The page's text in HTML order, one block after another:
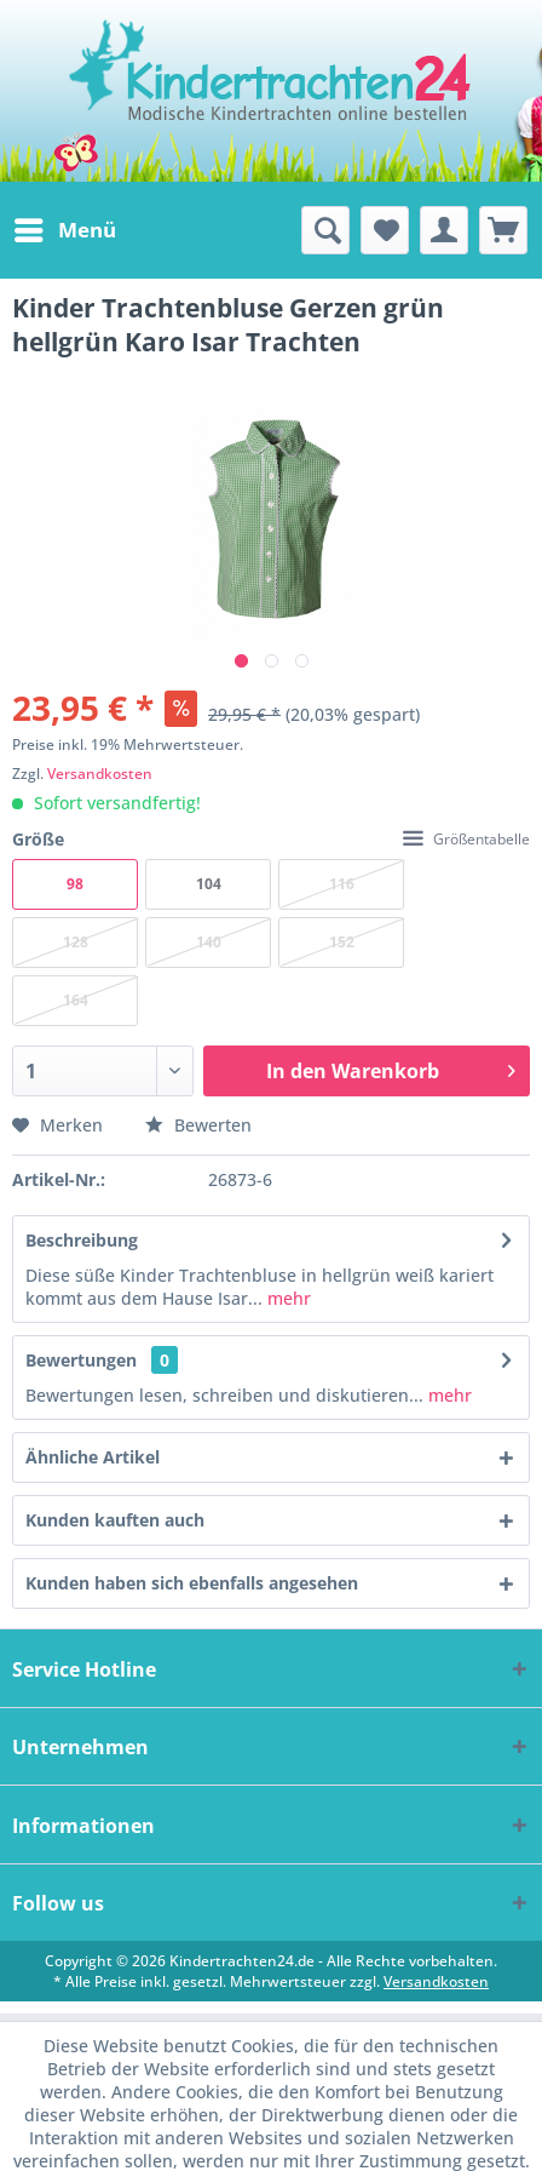
Menü
Kinder Trachtenbluse Gerzen grün
hellgrün Karo Isar Trachten
23,95 € * 29,95 € * (20,03% gespart)
Preise inkl. 19% Mehrwertsteuer.
Zzgl.Versandkosten
Sofort versandfertig!
Größe
Größentabelle
98 104 116
128 140 152
164
In den Warenkorb
Merken Bewerten
Artikel-Nr.: 26873-6
Beschreibung
Diese süße Kinder Trachtenbluse in hellgrün weiß kariert
kommt aus dem Hause Isar... mehr
Bewertungen
0
Bewertungen lesen, schreiben und diskutieren... mehr
Ähnliche Artikel
Kunden kauften auch
Kunden haben sich ebenfalls angesehen
Service Hotline
Unternehmen
Informationen
Follow us
Copyright © 2026 Kindertrachten24.de - Alle Rechte vorbehalten.
* Alle Preise inkl. gesetzl. Mehrwertsteuer zzgl.Versandkosten
Diese Website benutzt Cookies, die für den technischen
Betrieb der Website erforderlich sind und stets gesetzt
werden. Andere Cookies, die den Komfort bei Benutzung
dieser Website erhöhen, der Direktwerbung dienen oder die
Interaktion mit anderen Websites und sozialen Netzwerken
vereinfachen sollen, werden nur mit Ihrer Zustimmung gesetzt.